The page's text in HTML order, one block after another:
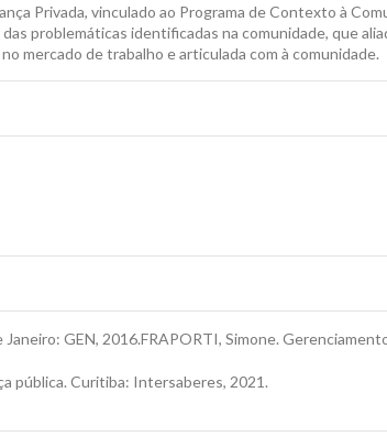
Privada, vinculado ao Programa de Contexto à
problemáticas identificadas na comunidade, que
mercado de trabalho e articulada com à comunidade.
GEN, 2016.FRAPORTI, Simone.
pública. Curitiba: Intersaberes, 2021.